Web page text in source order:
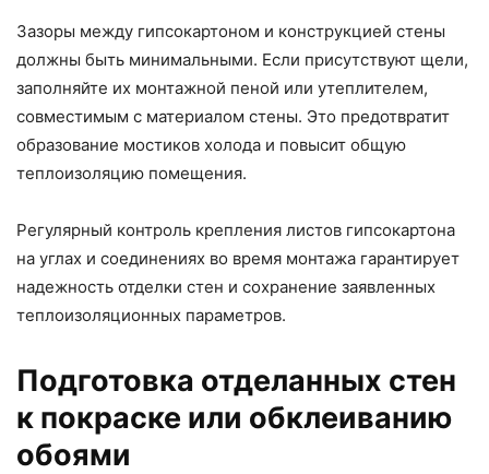
Зазоры между гипсокартоном и конструкцией стены
должны быть минимальными. Если присутствуют щели,
заполняйте их монтажной пеной или утеплителем,
совместимым с материалом стены. Это предотвратит
образование мостиков холода и повысит общую
теплоизоляцию помещения.
Регулярный контроль крепления листов гипсокартона
на углах и соединениях во время монтажа гарантирует
надежность отделки стен и сохранение заявленных
теплоизоляционных параметров.
Подготовка отделанных стен
к покраске или обклеиванию
обоями